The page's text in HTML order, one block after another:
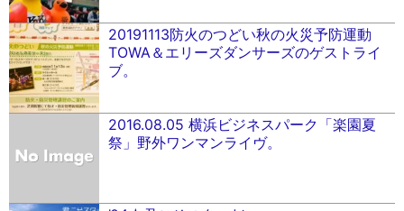
20191113防火のつどい秋の火災予防運動
TOWA＆エリーズダンサーズのゲストライ
ブ。
2016.08.05 横浜ビジネスパーク「楽園夏
祭」野外ワンマンライヴ。